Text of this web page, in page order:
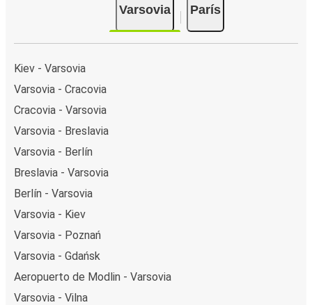
Varsovia París
Kiev - Varsovia
Varsovia - Cracovia
Cracovia - Varsovia
Varsovia - Breslavia
Varsovia - Berlín
Breslavia - Varsovia
Berlín - Varsovia
Varsovia - Kiev
Varsovia - Poznań
Varsovia - Gdańsk
Aeropuerto de Modlin - Varsovia
Varsovia - Vilna